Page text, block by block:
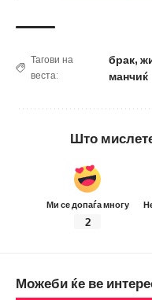
Тагови на
веста:
брак,
манчиќ
Што
Ми се допаѓа многу
2
Можеби ќе ве